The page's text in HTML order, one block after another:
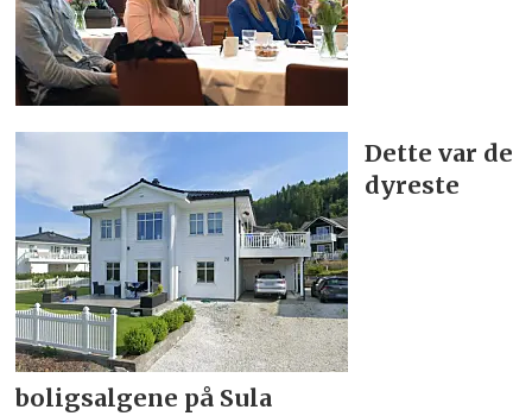
Dette var de
dyreste
boligsalgene på Sula